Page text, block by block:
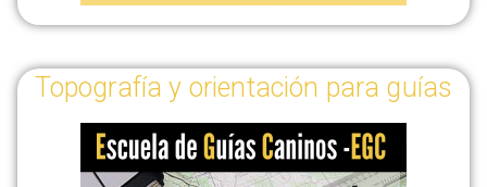
Topografía y orientación para guías